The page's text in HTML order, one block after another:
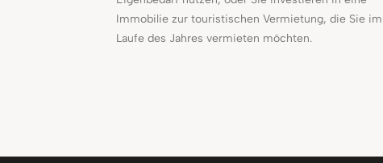
Immobilie zur touristischen Vermietung, die Sie im
Laufe des Jahres vermieten möchten.